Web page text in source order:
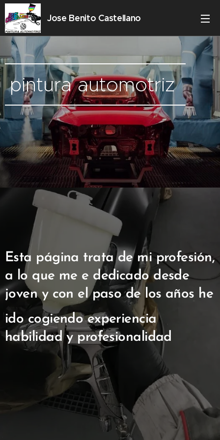
Jose Benito Castellano
pintura automotriz
Esta página trata de mi profesión,
a lo que me e dedicado desde
joven y con el paso de los años he
ido cogiendo experiencia
habilidad y profesionalidad